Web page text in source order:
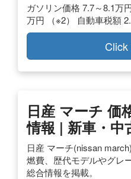
ガソリン価格 7.7～8.1万
万円 （※2） 自動車税額
日産 マーチ 価
情報 | 新車・
日産 マーチ(nissan
燃費、歴代モデルやグレ
総合情報を掲載。